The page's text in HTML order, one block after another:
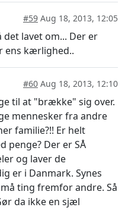
#59 Aug 18, 2013, 12:05
det lavet om... Der er
ens kærlighed..
#60 Aug 18, 2013, 12:10
til at "brække" sig over.
mennesker fra andre
familie?!! Er helt
penge? Der er SÅ
og laver de
er i Danmark. Synes
ting fremfor andre. Så
da ikke en sjæl